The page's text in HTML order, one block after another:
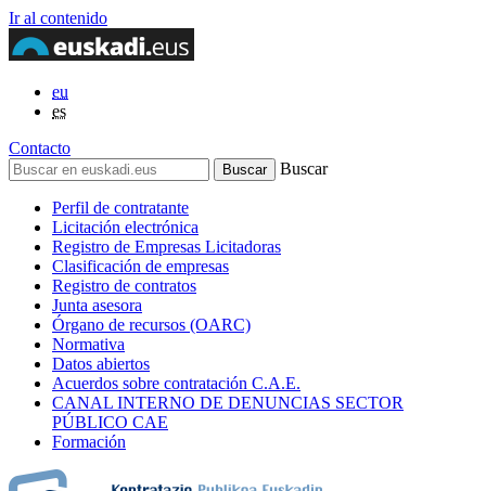
Ir al contenido
eu
es
Contacto
Buscar
Perfil de contratante
Licitación electrónica
Registro de Empresas Licitadoras
Clasificación de empresas
Registro de contratos
Junta asesora
Órgano de recursos (OARC)
Normativa
Datos abiertos
Acuerdos sobre contratación C.A.E.
CANAL INTERNO DE DENUNCIAS SECTOR
PÚBLICO CAE
Formación